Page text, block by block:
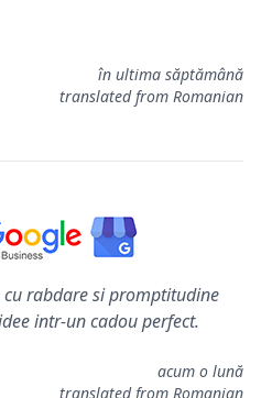
în ultima săptămână
translated from Romanian
rabdare si promptitudine
intr-un cadou perfect.
acum o lună
translated from Romanian